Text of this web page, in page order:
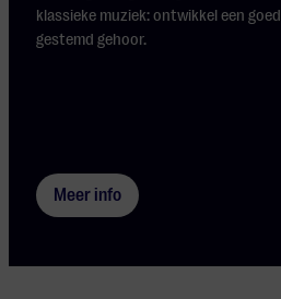
klassieke muziek: ontwikkel een goed
gestemd gehoor.
Meer info